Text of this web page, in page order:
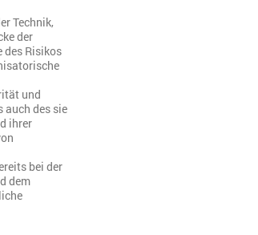
Technik,
der
Risikos
und
auch des sie
ihrer
bei der
dem